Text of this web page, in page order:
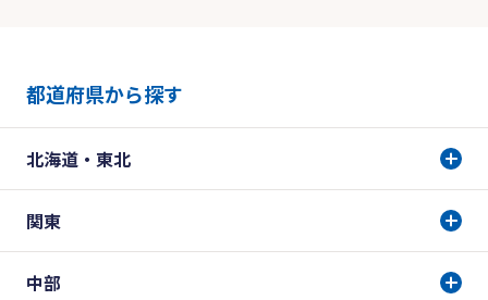
都道府県から探す
北海道・東北
関東
中部